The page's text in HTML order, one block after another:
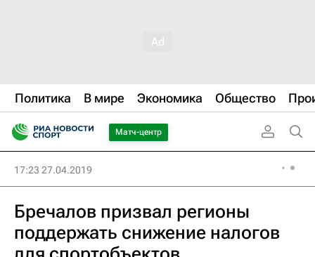
Политика В мире Экономика Общество
Матч-центр
17:23 27.04.2019
Бречалов призвал регионы
поддержать снижение налогов